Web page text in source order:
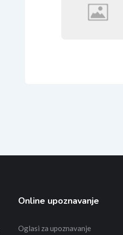
Online upoznavanje
Oglasi za upoznavanje